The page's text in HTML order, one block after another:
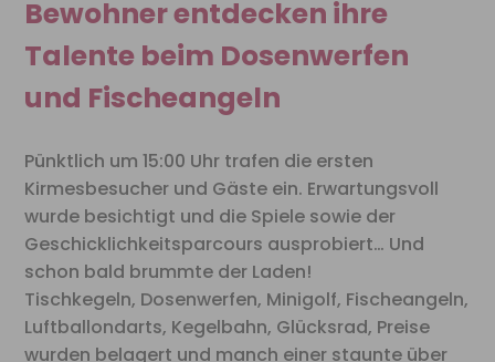
Bewohner entdecken ihre
Talente beim Dosenwerfen
und Fischeangeln
Pünktlich um 15:00 Uhr trafen die ersten
Kirmesbesucher und Gäste ein. Erwartungsvoll
wurde besichtigt und die Spiele sowie der
Geschicklichkeitsparcours ausprobiert… Und
schon bald brummte der Laden!
Tischkegeln, Dosenwerfen, Minigolf, Fischeangeln,
Luftballondarts, Kegelbahn, Glücksrad, Preise
wurden belagert und manch einer staunte über